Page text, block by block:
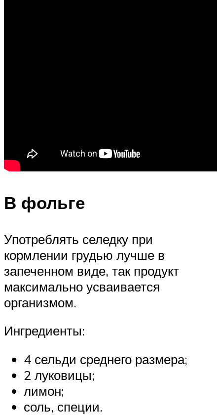
В фольге
Употреблять селедку при
кормлении грудью лучше в
запеченном виде, так продукт
максимально усваивается
организмом.
Ингредиенты:
4 сельди среднего размера;
2 луковицы;
лимон;
соль, специи.